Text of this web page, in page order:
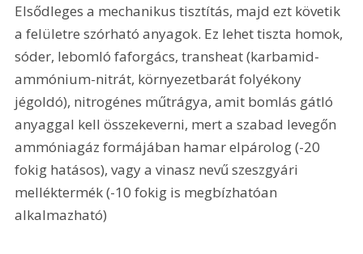
Elsődleges a mechanikus tisztítás, majd ezt követik
a felületre szórható anyagok. Ez lehet tiszta homok,
sóder, lebomló faforgács, transheat (karbamid-
ammónium-nitrát, környezetbarát folyékony
jégoldó), nitrogénes műtrágya, amit bomlás gátló
anyaggal kell összekeverni, mert a szabad levegőn
ammóniagáz formájában hamar elpárolog (-20
fokig hatásos), vagy a vinasz nevű szeszgyári
melléktermék (-10 fokig is megbízhatóan
alkalmazható)